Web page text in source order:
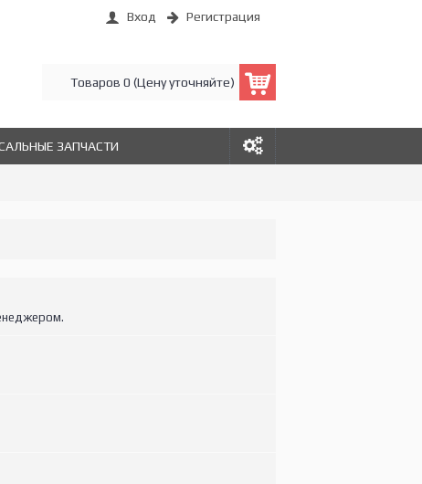
Вход Регистрация
Товаров 0 (Цену уточняйте)
ЗАПЧАСТИ